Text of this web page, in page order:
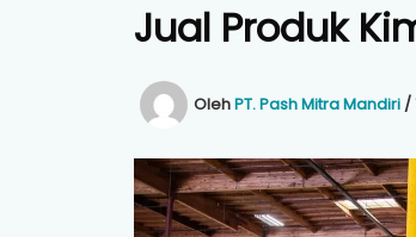
Jual Produk
OlehPT. Pash Mitra Mandiri /